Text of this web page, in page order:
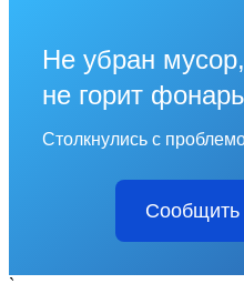
Не убран
не горит
Столкнулись с
Сообщить
`